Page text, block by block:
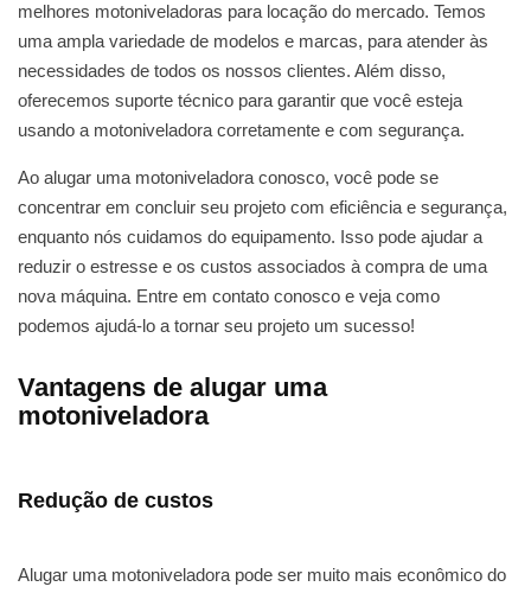
melhores motoniveladoras para locação do mercado. Temos
uma ampla variedade de modelos e marcas, para atender às
necessidades de todos os nossos clientes. Além disso,
oferecemos suporte técnico para garantir que você esteja
usando a motoniveladora corretamente e com segurança.
Ao alugar uma motoniveladora conosco, você pode se
concentrar em concluir seu projeto com eficiência e segurança,
enquanto nós cuidamos do equipamento. Isso pode ajudar a
reduzir o estresse e os custos associados à compra de uma
nova máquina. Entre em contato conosco e veja como
podemos ajudá-lo a tornar seu projeto um sucesso!
Vantagens de alugar uma
motoniveladora
Redução de custos
Alugar uma motoniveladora pode ser muito mais econômico do